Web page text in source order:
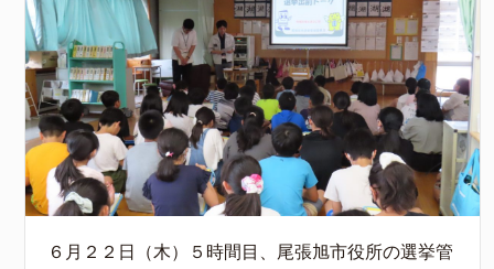
６月２２日（木）５時間目、尾張旭市役所の選挙管